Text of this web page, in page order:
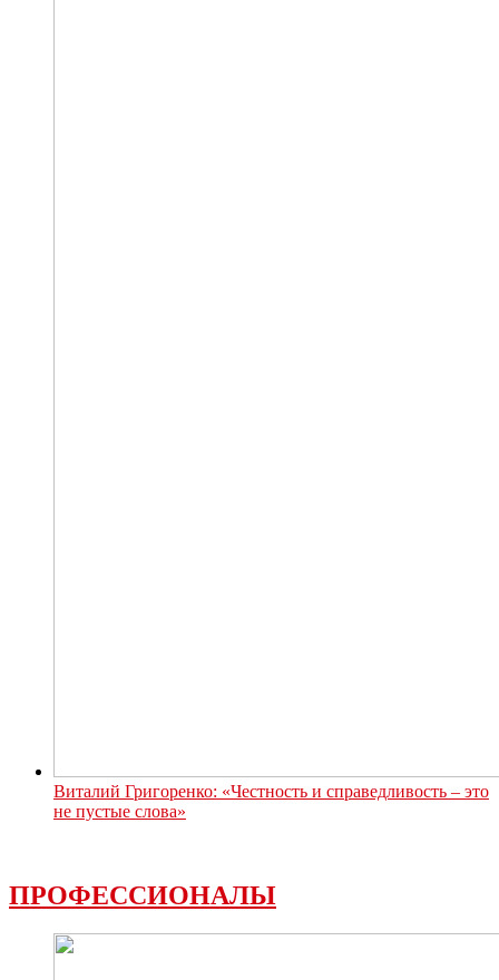
Виталий Григоренко: «Честность и справедливость – это
не пустые слова»
ПРОФЕССИОНАЛЫ